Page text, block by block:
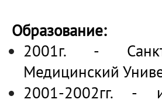
Образование:
2001г. - Санкт-
Медицинский
2001-2002гг. -